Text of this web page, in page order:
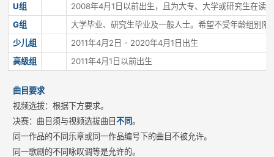
U组
2008年4月1日以前出生，且为大专、大学或研究生在读
G组
大学毕业、研究生毕业及一般人士。希望不受年龄组别限
少儿组
2011年4月2日 - 2020年4月1日出生
高级组
2011年4月1日以前出生
曲目要求
视频选拔：根据下方要求。
决赛：曲目须与视频选拔曲目不同。
同一作品的不同乐章或同一作品编号下的曲目不被允许。
同一歌剧的不同咏叹调等是允许的。